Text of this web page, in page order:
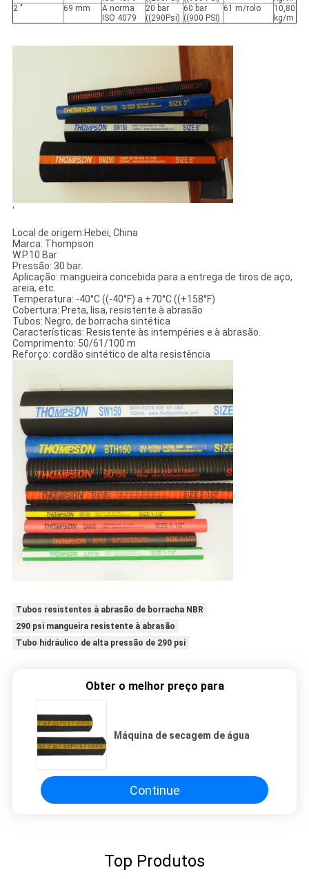
2 "
69 mm
A norma
ISO 4079
20 bar
((290Psi)
60 bar
((900 PSI)
61 m/rolo
10,80
kg/m
'
Local de origem:Hebei, China
Marca: Thompson
W.P.10 Bar
Pressão: 30 bar.
Aplicação: mangueira concebida para a entrega de tiros de aço,
areia, etc.
Temperatura: -40°C ((-40°F) a +70°C ((+158°F)
Cobertura: Preta, lisa, resistente à abrasão
Tubos: Negro, de borracha sintética
Características: Resistente às intempéries e à abrasão.
Comprimento: 50/61/100 m
Reforço: cordão sintético de alta resistência
Tubos resistentes à abrasão de borracha NBR
290 psi mangueira resistente à abrasão
Tubo hidráulico de alta pressão de 290 psi
Obter o melhor preço para
Máquina de secagem de água
Continue
Top Produtos